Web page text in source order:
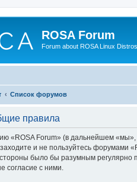
ROSA Forum
Forum about ROSA Linux Distros
Список форумов
правила
«ROSA Forum» (в дальнейшем
и не пользуйтесь форумами
было бы разумным регулярно
согласие с ними.